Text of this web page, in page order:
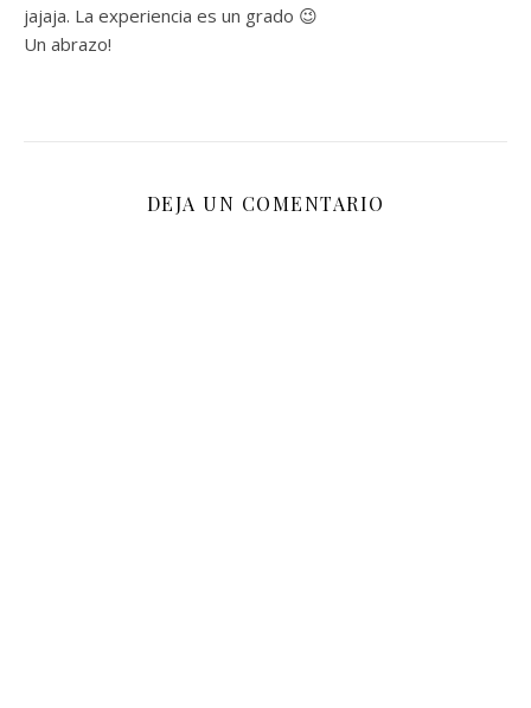
jajaja. La experiencia es un grado 😉
Un abrazo!
DEJA UN COMENTARIO